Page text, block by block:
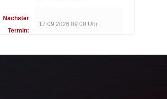
Nächster
Termin:
17.09.2026 09:00 Uhr